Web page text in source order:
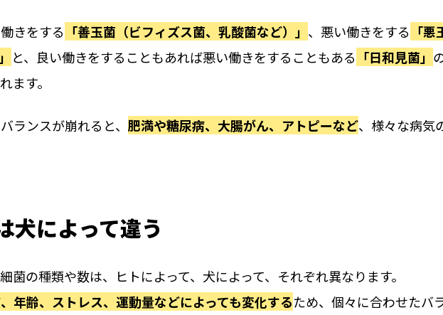
きをする 「善玉菌（ビフィズス菌、乳酸菌など）」 、悪い働きをする 「
と、良い働きをすることもあれば悪い働きをすることもある 「日和見菌」
ます。
ランスが崩れると、 肥満や糖尿病、大腸がん、アトピーなど、様々な病気
犬によって違う
菌の種類や数は、ヒトによって、犬によって、それぞれ異なります。
年齢、ストレス、運動量などによっても変化するため、個々に合わせたバ